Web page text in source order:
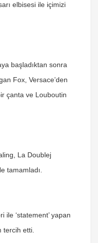
elbisesi ile içimizi
başladıktan sonra
Fox, Versace’den
çanta ve Louboutin
La Doublej
tamamladı.
ile ‘statement’ yapan
tercih etti.